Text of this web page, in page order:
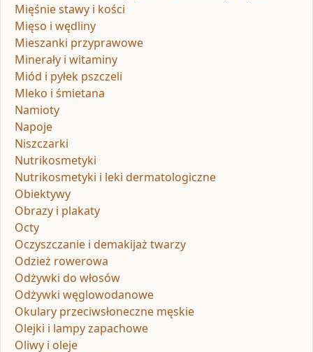
Mięśnie stawy i kości
Mięso i wędliny
Mieszanki przyprawowe
Minerały i witaminy
Miód i pyłek pszczeli
Mleko i śmietana
Namioty
Napoje
Niszczarki
Nutrikosmetyki
Nutrikosmetyki i leki dermatologiczne
Obiektywy
Obrazy i plakaty
Octy
Oczyszczanie i demakijaż twarzy
Odzież rowerowa
Odżywki do włosów
Odżywki węglowodanowe
Okulary przeciwsłoneczne męskie
Olejki i lampy zapachowe
Oliwy i oleje